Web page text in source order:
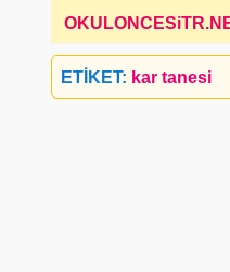
ETİKET: kar tanesi